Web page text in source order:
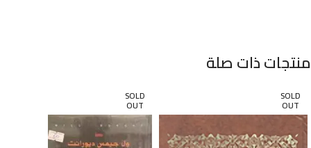
منتجات ذات صلة
SOLD
OUT
SOLD
OUT